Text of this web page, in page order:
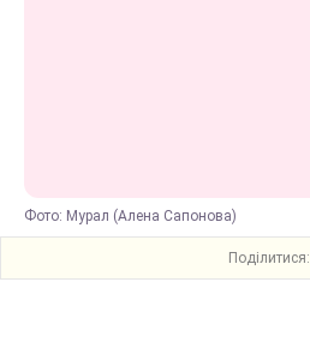
Фото: Мурал (Алена Сапонова)
Поділитися: